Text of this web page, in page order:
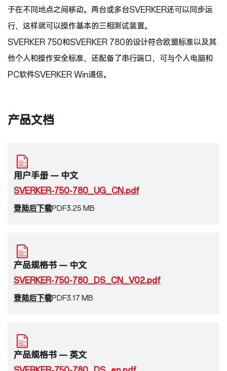
于在不同地点之间移动。两台或多台SVERKER还可以同步运
行，这样就可以操作基本的三相测试装置。
SVERKER 750和SVERKER 780的设计符合欧盟标准以及其
他个人和操作安全标准，还配备了串行端口，可与个人电脑和
PC软件SVERKER Win通信。
产品文档
用户手册 — 中文
SVERKER-750-780_UG_CN.pdf
登陆后下载PDF3.25 MB
产品规格书 — 中文
SVERKER-750-780_DS_CN_V02.pdf
登陆后下载PDF3.17 MB
产品规格书 — 英文